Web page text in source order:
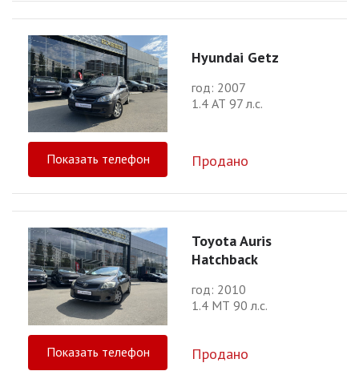
Hyundai Getz
год: 2007
1.4 АТ 97 л.с.
Показать телефон Продано
Toyota Auris
Hatchback
год: 2010
1.4 МТ 90 л.с.
Показать телефон Продано